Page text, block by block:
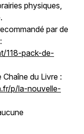
physiques,
par de
118-pack-de-
du Livre :
p/la-nouvelle-